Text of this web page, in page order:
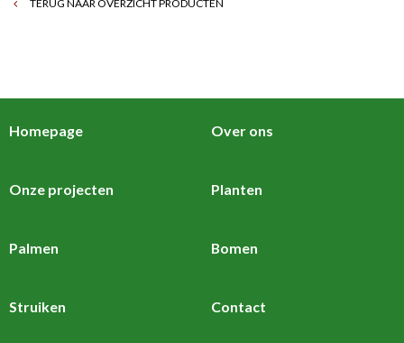
TERUG NAAR OVERZICHT PRODUCTEN
Homepage Over ons
Onze projecten Planten
Palmen Bomen
Struiken Contact